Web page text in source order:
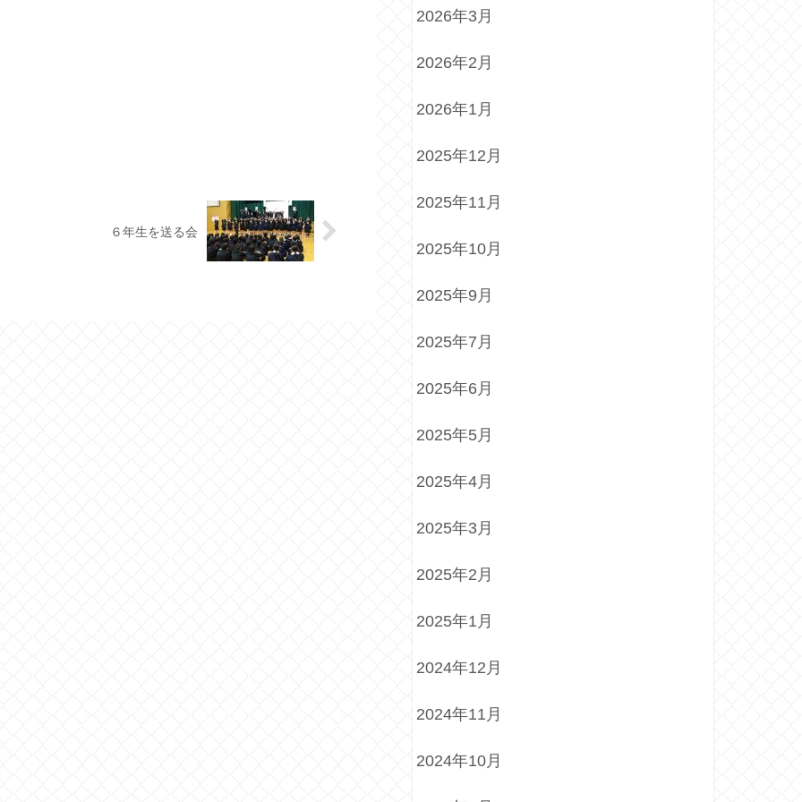
６年生を送る会
2026年3月
2026年2月
2026年1月
2025年12月
2025年11月
2025年10月
2025年9月
2025年7月
2025年6月
2025年5月
2025年4月
2025年3月
2025年2月
2025年1月
2024年12月
2024年11月
2024年10月